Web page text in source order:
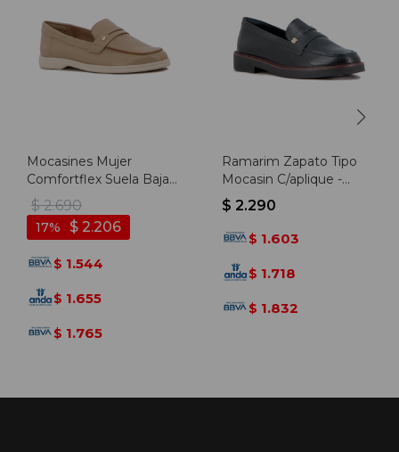
Mocasines Mujer
Comfortflex Suela Baja -
Almendra
$ 2.690
$ 2.206
17
$ 1.544
$ 1.655
$ 1.765
Ramarim Zapato Tipo
Mocasin C/aplique -
Negro-negro
$ 2.290
$ 1.603
$ 1.718
$ 1.832